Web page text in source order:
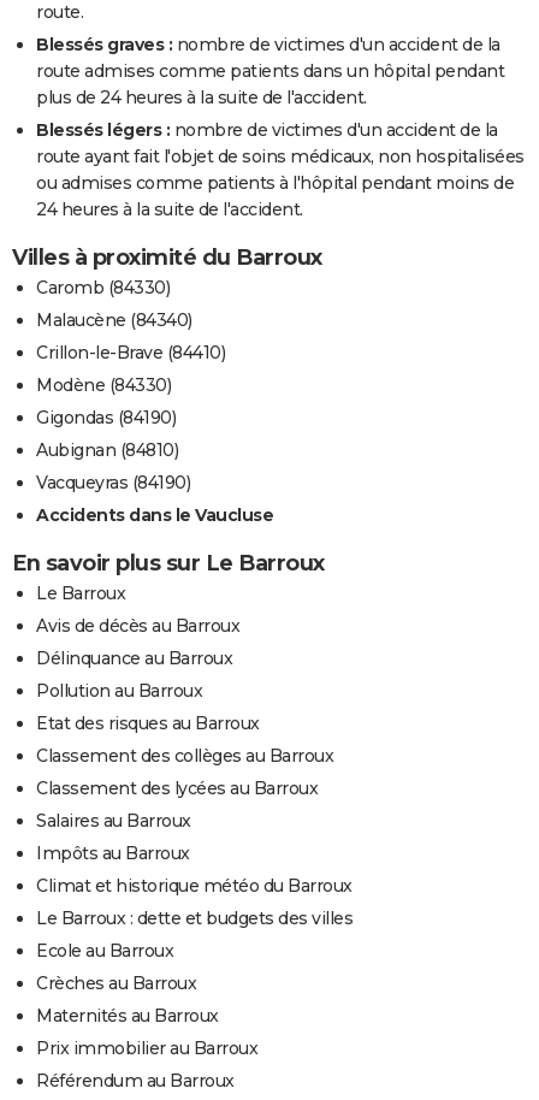
route.
Blessés graves : nombre de victimes d'un accident de la
route admises comme patients dans un hôpital pendant
plus de 24 heures à la suite de l'accident.
Blessés légers : nombre de victimes d'un accident de la
route ayant fait l'objet de soins médicaux, non hospitalisées
ou admises comme patients à l'hôpital pendant moins de
24 heures à la suite de l'accident.
Villes à proximité du Barroux
Caromb (84330)
Malaucène (84340)
Crillon-le-Brave (84410)
Modène (84330)
Gigondas (84190)
Aubignan (84810)
Vacqueyras (84190)
Accidents dans le Vaucluse
En savoir plus sur Le Barroux
Le Barroux
Avis de décès au Barroux
Délinquance au Barroux
Pollution au Barroux
Etat des risques au Barroux
Classement des collèges au Barroux
Classement des lycées au Barroux
Salaires au Barroux
Impôts au Barroux
Climat et historique météo du Barroux
Le Barroux : dette et budgets des villes
Ecole au Barroux
Crèches au Barroux
Maternités au Barroux
Prix immobilier au Barroux
Référendum au Barroux